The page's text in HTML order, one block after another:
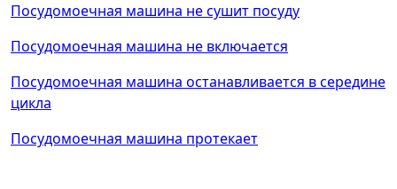
Посудомоечная машина не сушит посуду
Посудомоечная машина не включается
Посудомоечная машина останавливается в середине
цикла
Посудомоечная машина протекает